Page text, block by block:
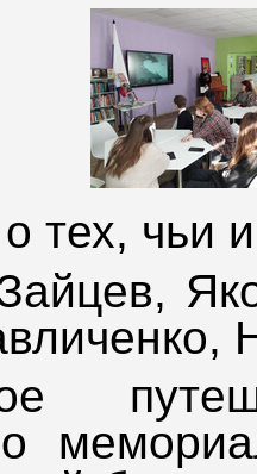
тех, чьи